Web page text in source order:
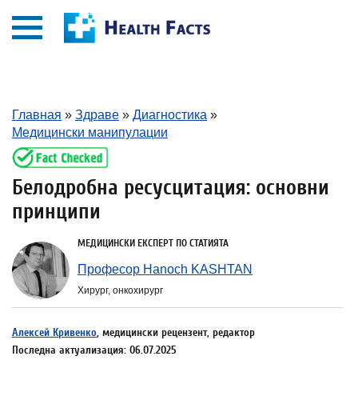
Главная » Здраве » Диагностика »
Медицински манипулации
Белодробна ресусцитация: основни
принципи
МЕДИЦИНСКИ ЕКСПЕРТ ПО СТАТИЯТА
Професор Hanoch KASHTAN
Хирург, онкохирург
Алексей Кривенко, медицински рецензент, редактор
Последна актуализация: 06.07.2025